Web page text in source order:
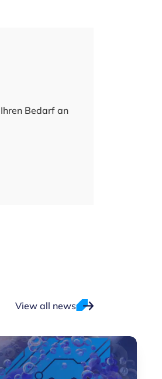
Bedarf an
View all news